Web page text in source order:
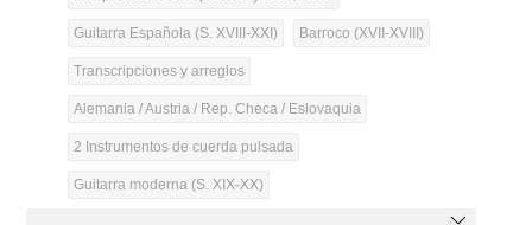
Guitarra Española (S. XVIII-XXI) Barroco (XVII-XVIII)
Transcripciones y arreglos
Alemania / Austria / Rep. Checa / Eslovaquia
2 Instrumentos de cuerda pulsada
Guitarra moderna (S. XIX-XX)